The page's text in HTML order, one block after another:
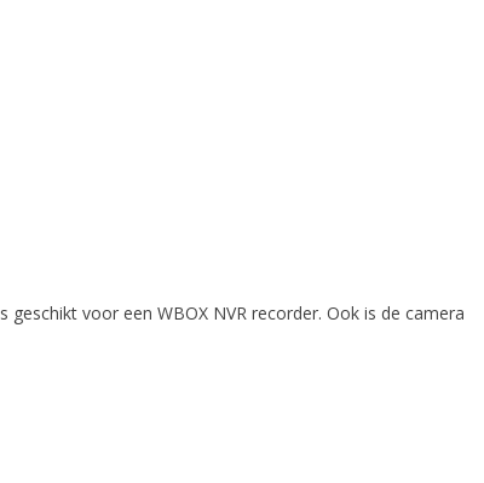
voor een WBOX NVR recorder. Ook is de camera